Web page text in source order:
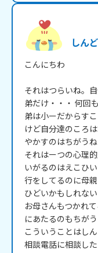
しん
こんにちわ
それはつらいね。
弟だけ・・・ 何回
弟は小ーだからす
けど自分達のころ
やかすのはちがうね
それはーつの心理
いがるのはえこひ
行をしてるのに母
ひどいかもしれな
お母さんもつかれ
にあたるのもちがう
こういうことはし
相談電話に相談し